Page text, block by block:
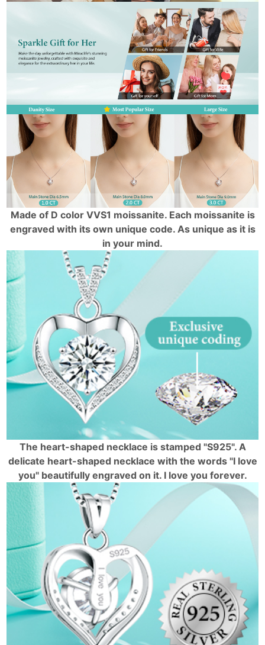
Made of D color VVS1 moissanite. Each moissanite is
engraved with its own unique code. As unique as it is
in your mind.
The heart-shaped necklace is stamped "S925". A
delicate heart-shaped necklace with the words "I love
you" beautifully engraved on it. I love you forever.